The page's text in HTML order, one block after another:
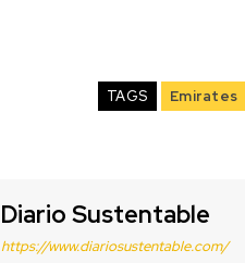
TAGS Emirates
Diario Sustentable
https://www.diariosustentable.com/